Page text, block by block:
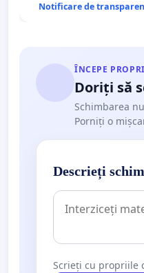
Notificare de
ÎNCEPE
Doriți să
Schimbarea
Porniți o
Descrieți
Scrieți cu propriile